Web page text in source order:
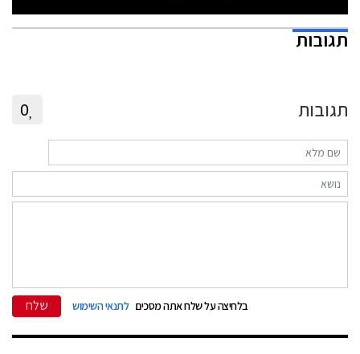
תגובות
תגובות 0
בלחיצה על שלח אתה מסכים לתנאי השימוש שלח